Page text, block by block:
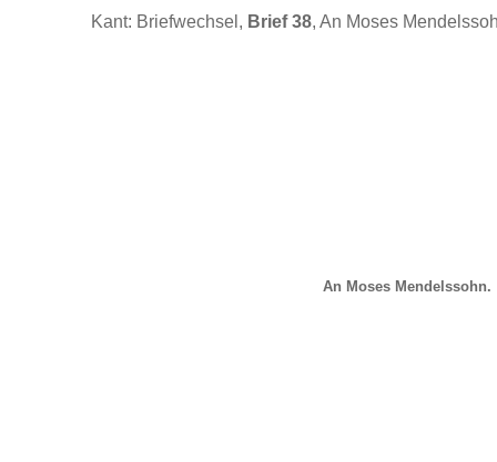
Kant: Briefwechsel, Brief 38, An Moses
An Moses Mendelssohn.